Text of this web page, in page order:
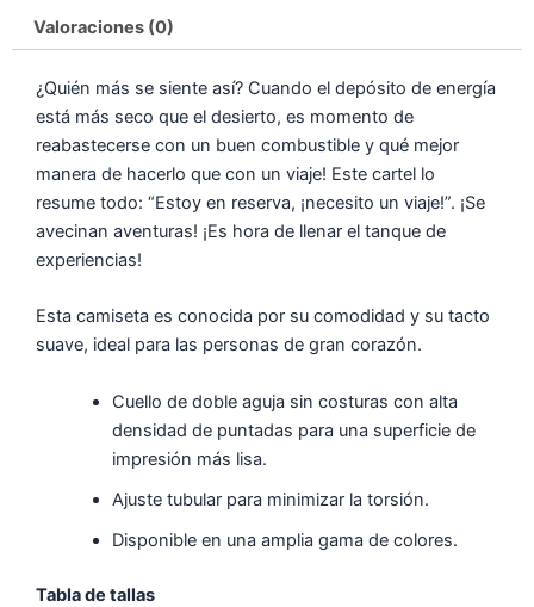
Valoraciones (0)
¿Quién más se siente así? Cuando el depósito de energía
está más seco que el desierto, es momento de
reabastecerse con un buen combustible y qué mejor
manera de hacerlo que con un viaje! Este cartel lo
resume todo: “Estoy en reserva, ¡necesito un viaje!”. ¡Se
avecinan aventuras! ¡Es hora de llenar el tanque de
experiencias!
Esta camiseta es conocida por su comodidad y su tacto
suave, ideal para las personas de gran corazón.
Cuello de doble aguja sin costuras con alta
densidad de puntadas para una superficie de
impresión más lisa.
Ajuste tubular para minimizar la torsión.
Disponible en una amplia gama de colores.
Tabla de tallas